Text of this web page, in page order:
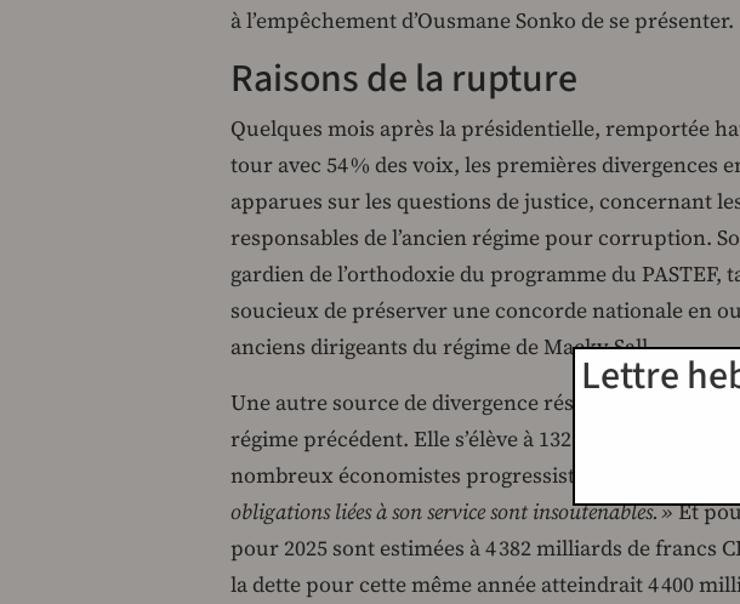
à l’empêchement d’Ousmane Sonko de se présenter.
Raisons de la rupture
Quelques mois après la présidentielle, remportée
tour avec 54 % des voix, les premières divergences
apparues sur les questions de justice, concernant
responsables de l’ancien régime pour corruption.
gardien de l’orthodoxie du programme du PASTEF,
soucieux de préserver une concorde nationale en
anciens dirigeants du régime de Macky Sall.
Une autre source de divergence réside dans la dette
régime précédent. Elle s’élève à 132 % du PIB du
nombreux économistes progressistes :
obligations liées à son service sont insoutenables. »Et
pour 2025 sont estimées à 4 382 milliards de francs
la dette pour cette même année atteindrait 4 400
Lettre